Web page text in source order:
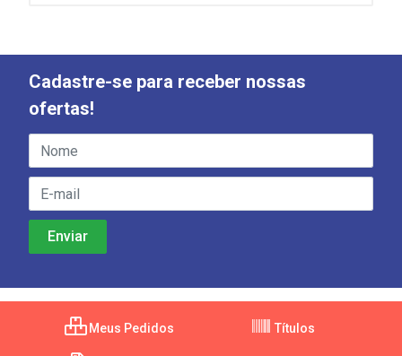
Cadastre-se para receber nossas
ofertas!
Meus Pedidos Títulos